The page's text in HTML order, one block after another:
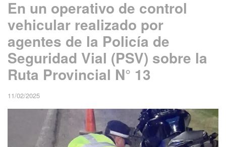
En un operativo de control
vehicular realizado por
agentes de la Policía de
Seguridad Vial (PSV) sobre la
Ruta Provincial N° 13
11/02/2025